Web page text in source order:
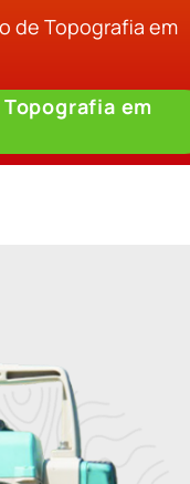
de Topografia em
em